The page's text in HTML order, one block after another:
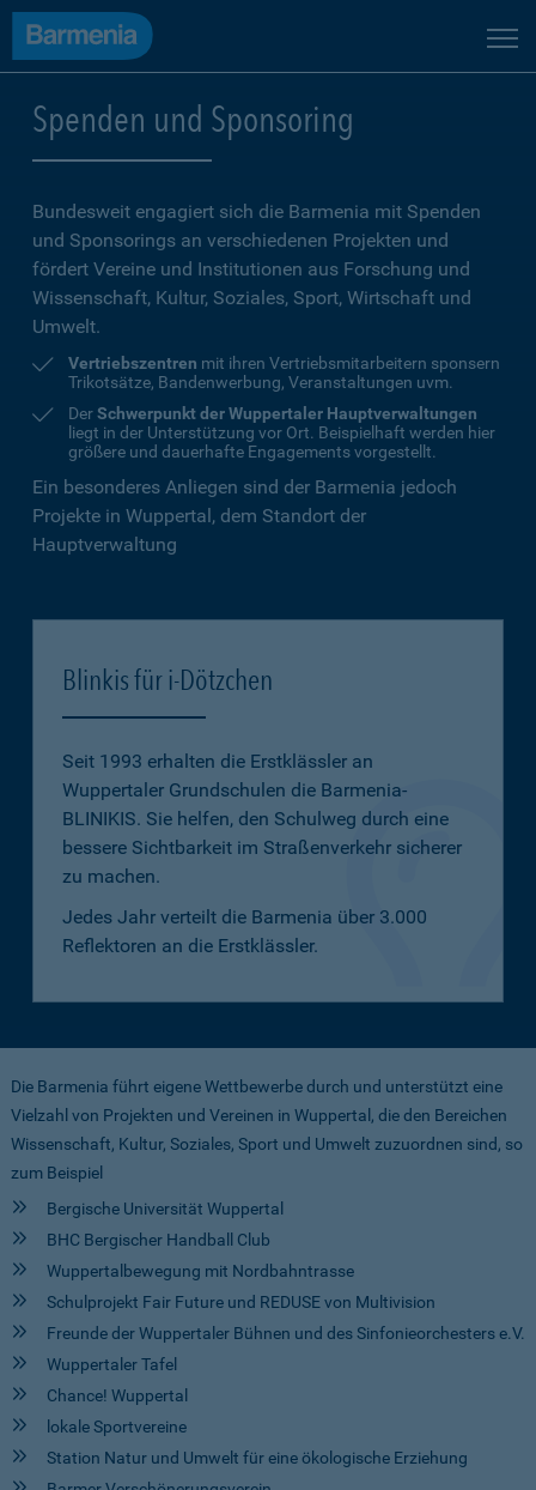
Spenden und Sponsoring
Bundesweit engagiert sich die Barmenia mit Spenden
und Sponsorings an verschiedenen Projekten und
fördert Vereine und Institutionen aus Forschung und
Wissenschaft, Kultur, Soziales, Sport, Wirtschaft und
Umwelt.
Vertriebszentren mit ihren Vertriebsmitarbeitern sponsern
Trikotsätze, Bandenwerbung, Veranstaltungen uvm.
DerSchwerpunkt der Wuppertaler Hauptverwaltungen
liegt in der Unterstützung vor Ort. Beispielhaft werden hier
größere und dauerhafte Engagements vorgestellt.
Ein besonderes Anliegen sind der Barmenia jedoch
Projekte in Wuppertal, dem Standort der
Hauptverwaltung
Blinkis für i-Dötzchen
Seit 1993 erhalten die Erstklässler an
Wuppertaler Grundschulen die Barmenia-
BLINIKIS. Sie helfen, den Schulweg durch eine
bessere Sichtbarkeit im Straßenverkehr sicherer
zu machen.
Jedes Jahr verteilt die Barmenia über 3.000
Reflektoren an die Erstklässler.
Die Barmenia führt eigene Wettbewerbe durch und unterstützt eine
Vielzahl von Projekten und Vereinen in Wuppertal, die den Bereichen
Wissenschaft, Kultur, Soziales, Sport und Umwelt zuzuordnen sind, so
zum Beispiel
Bergische Universität Wuppertal
BHC Bergischer Handball Club
Wuppertalbewegung mit Nordbahntrasse
Schulprojekt Fair Future und REDUSE von Multivision
Freunde der Wuppertaler Bühnen und des Sinfonieorchesters e.V.
Wuppertaler Tafel
Chance! Wuppertal
lokale Sportvereine
Station Natur und Umwelt für eine ökologische Erziehung